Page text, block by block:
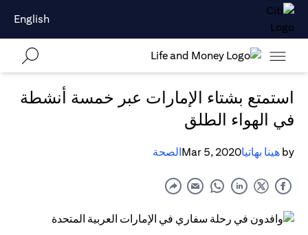
English
استمتع بشتاء الإمارات عبر خمسة أنشطة
في الهواء الطلق
by هينا بهاتياMar 5, 2020الصحة